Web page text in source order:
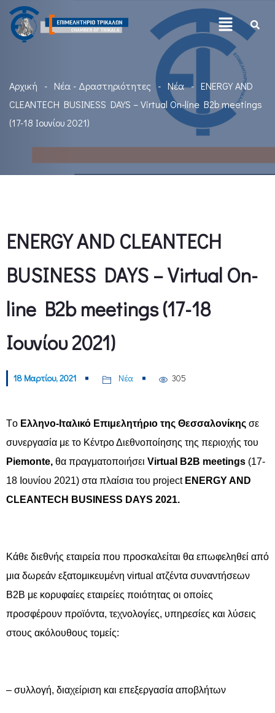
Αρχική Νέα - Δραστηριότητες Νέα
ENERGY AND
CLEANTECH BUSINESS DAYS – Virtual On-line B2b meetings
(17-18 Ιουνίου 2021)
ENERGY AND CLEANTECH
BUSINESS DAYS – Virtual On-
line B2b meetings (17-18
Ιουνίου 2021)
18 Μαρτίου, 2021 Νέα 305
Tο Ελληνο-Ιταλικό Επιμελητήριο της Θεσσαλονίκης σε
συνεργασία με το Κέντρο Διεθνοποίησης της περιοχής του
Piemonte, θα πραγματοποιήσει Virtual B2B meetings (17-
18 Ιουνίου 2021) στα πλαίσια του project ENERGY AND
CLEANTECH BUSINESS DAYS 2021.
Κάθε διεθνής εταιρεία που προσκαλείται θα επωφεληθεί από
μια δωρεάν εξατομικευμένη virtual ατζέντα συναντήσεων
B2B με κορυφαίες εταιρείες ποιότητας οι οποίες
προσφέρουν προϊόντα, τεχνολογίες, υπηρεσίες και λύσεις
στους ακόλουθους τομείς:
– συλλογή, διαχείριση και επεξεργασία αποβλήτων